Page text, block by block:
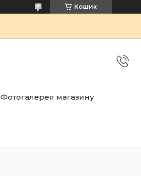
Кошик
Фотогалерея магазину